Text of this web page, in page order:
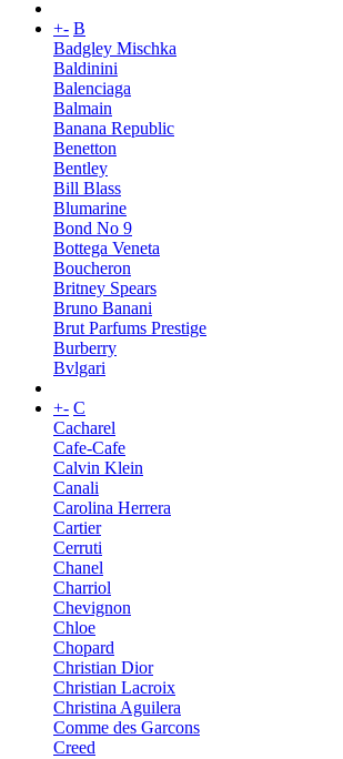
+- B
Badgley Mischka
Baldinini
Balenciaga
Balmain
Banana Republic
Benetton
Bentley
Bill Blass
Blumarine
Bond No 9
Bottega Veneta
Boucheron
Britney Spears
Bruno Banani
Brut Parfums Prestige
Burberry
Bvlgari
+- C
Cacharel
Cafe-Cafe
Calvin Klein
Canali
Carolina Herrera
Cartier
Cerruti
Chanel
Charriol
Chevignon
Chloe
Chopard
Christian Dior
Christian Lacroix
Christina Aguilera
Comme des Garcons
Creed